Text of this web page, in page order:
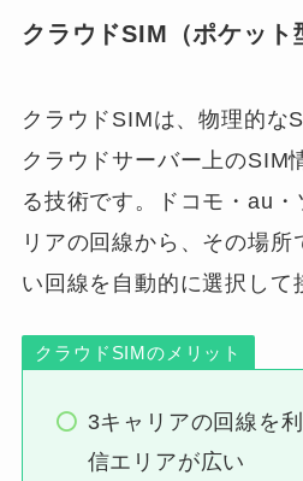
クラウドSIM（ポケッ
クラウドSIMは、物理的な
クラウドサーバー上のSIM
る技術です。ドコモ・au
リアの回線から、その場所
い回線を自動的に選択して
クラウドSIMのメリット
3キャリアの回線を
信エリアが広い